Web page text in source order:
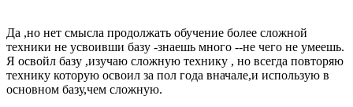
Да ,но нет смысла продолжать обучение более сложной
техники не усвоивши базу -знаешь много --не чего не умеешь.
Я освойл базу ,изучаю сложную технику , но всегда повторяю
технику которую освоил за пол года вначале,и использую в
основном базу,чем сложную.